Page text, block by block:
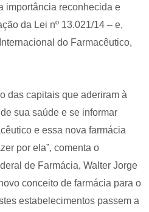
importância reconhecida e
da Lei nº 13.021/14 – e,
do Farmacêutico,
das capitais que aderiram à
sua saúde e se informar
e essa nova farmácia
por ela”, comenta o
de Farmácia, Walter Jorge
conceito de farmácia para o
estabelecimentos passem a